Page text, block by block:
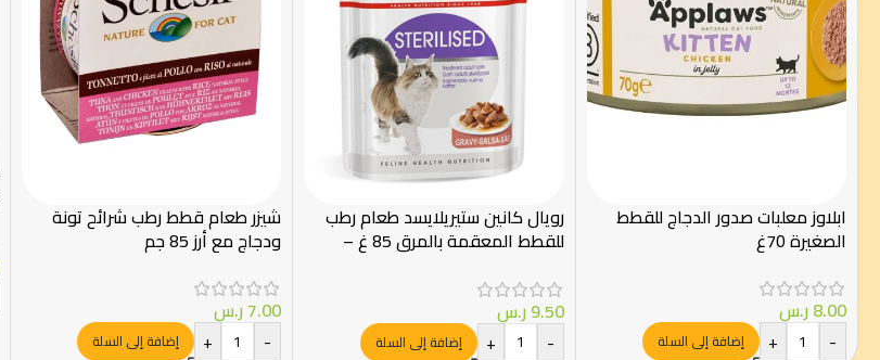
ابلاوز معلبات صدور الدجاج للقطط
الصغيرة 70غ
8.00ر.س
-
+ إضافة إلى السلة
رويال كانين ستيريلايسد طعام رطب
للقطط المعقمة بالمرق 85 غ –
9.50ر.س
-
+ إضافة إلى السلة
شيزر طعام قطط رطب شرائح تونة
ودجاج مع أرز 85 جم
7.00ر.س
-
+ إضافة إلى السلة